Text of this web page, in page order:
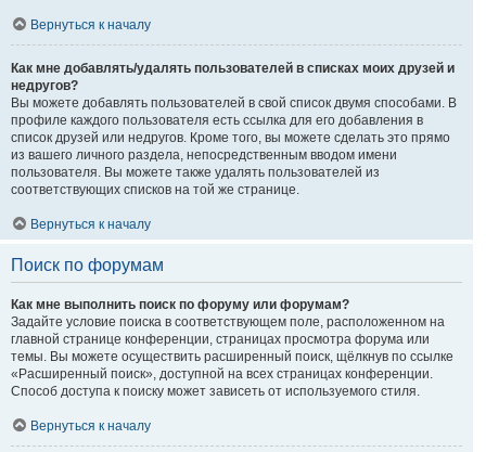
Вернуться к началу
Как мне добавлять/удалять пользователей в списках моих друзей и
недругов?
Вы можете добавлять пользователей в свой список двумя способами. В
профиле каждого пользователя есть ссылка для его добавления в
список друзей или недругов. Кроме того, вы можете сделать это прямо
из вашего личного раздела, непосредственным вводом имени
пользователя. Вы можете также удалять пользователей из
соответствующих списков на той же странице.
Вернуться к началу
Поиск по форумам
Как мне выполнить поиск по форуму или форумам?
Задайте условие поиска в соответствующем поле, расположенном на
главной странице конференции, страницах просмотра форума или
темы. Вы можете осуществить расширенный поиск, щёлкнув по ссылке
«Расширенный поиск», доступной на всех страницах конференции.
Способ доступа к поиску может зависеть от используемого стиля.
Вернуться к началу